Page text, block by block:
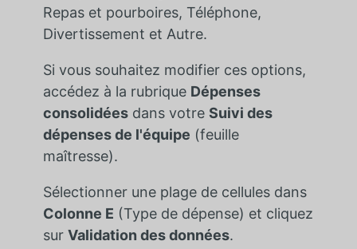
Repas et pourboires, Téléphone,
Divertissement et Autre.
Si vous souhaitez modifier ces options,
accédez à la rubrique Dépenses
consolidéesdans votre Suivi des
dépenses de l'équipe (feuille
maîtresse).
Sélectionner une plage de cellules dans
Colonne E (Type de dépense) et cliquez
sur Validation des données.